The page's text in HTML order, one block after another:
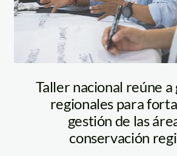
Taller nacional reúne
regionales para
gestión de las
conservación